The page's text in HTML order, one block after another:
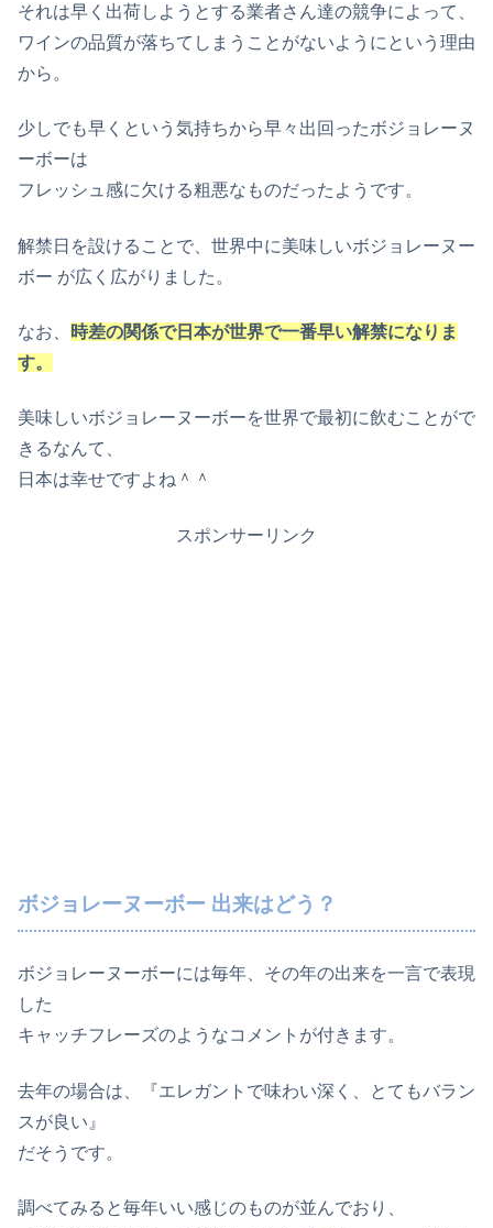
それは早く出荷しようとする業者さん達の競争によって、
ワインの品質が落ちてしまうことがないようにという理由
から。
少しでも早くという気持ちから早々出回ったボジョレーヌ
ーボーは
フレッシュ感に欠ける粗悪なものだったようです。
解禁日を設けることで、世界中に美味しいボジョレーヌー
ボー が広く広がりました。
なお、
時差の関係で日本が世界で一番早い解禁になりま
す。
美味しいボジョレーヌーボーを世界で最初に飲むことがで
きるなんて、
日本は幸せですよね＾＾
スポンサーリンク
ボジョレーヌーボー 出来はどう？
ボジョレーヌーボーには毎年、その年の出来を一言で表現
した
キャッチフレーズのようなコメントが付きます。
去年の場合は、『エレガントで味わい深く、とてもバラン
スが良い』
だそうです。
調べてみると毎年いい感じのものが並んでおり、